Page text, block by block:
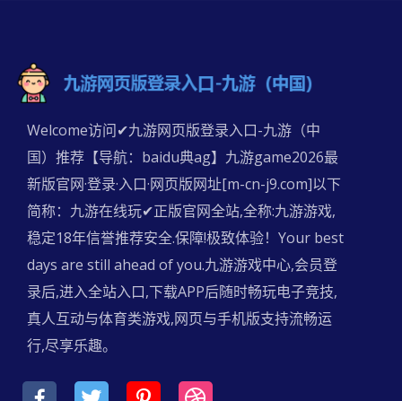
Welcome访问✔九游网页版登录入口-九游（中
国）推荐【导航：baidu典ag】九游game2026最
新版官网·登录·入口·网页版网址[m-cn-j9.com]以下
简称：九游在线玩✔正版官网全站,全称:九游游戏,
稳定18年信誉推荐安全.保障!极致体验！Your best
days are still ahead of you.九游游戏中心,会员登
录后,进入全站入口,下载APP后随时畅玩电子竞技,
真人互动与体育类游戏,网页与手机版支持流畅运
行,尽享乐趣。